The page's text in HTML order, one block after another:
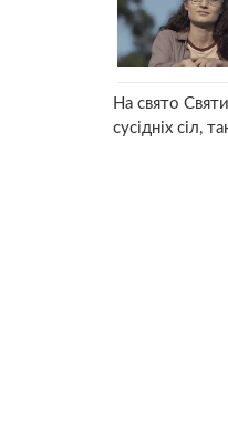
На свято
сусідніх сіл,